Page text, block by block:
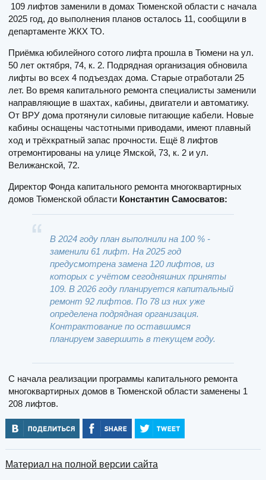
109 лифтов заменили в домах Тюменской области с начала
2025 год, до выполнения планов осталось 11, сообщили в
департаменте ЖКХ ТО.
Приёмка юбилейного сотого лифта прошла в Тюмени на ул.
50 лет октября, 74, к. 2. Подрядная организация обновила
лифты во всех 4 подъездах дома. Старые отработали 25
лет. Во время капитального ремонта специалисты заменили
направляющие в шахтах, кабины, двигатели и автоматику.
От ВРУ дома протянули силовые питающие кабели. Новые
кабины оснащены частотными приводами, имеют плавный
ход и трёхкратный запас прочности. Ещё 8 лифтов
отремонтированы на улице Ямской, 73, к. 2 и ул.
Велижанской, 72.
Директор Фонда капитального ремонта многоквартирных
домов Тюменской области Константин Самосватов:
В 2024 году план выполнили на 100 % -
заменили 61 лифт. На 2025 год
предусмотрена замена 120 лифтов, из
которых с учётом сегодняшних приняты
109. В 2026 году планируется капитальный
ремонт 92 лифтов. По 78 из них уже
определена подрядная организация.
Контрактование по оставшимся
планируем завершить в текущем году.
С начала реализации программы капитального ремонта
многоквартирных домов в Тюменской области заменены 1
208 лифтов.
Материал на полной версии сайта